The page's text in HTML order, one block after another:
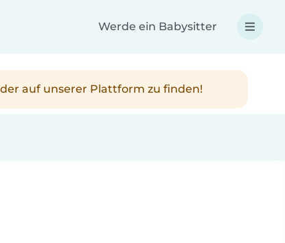
Werde ein Babysitter
auf unserer Plattform zu finden!